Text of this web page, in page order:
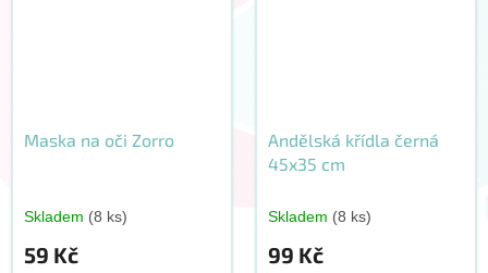
Maska na oči Zorro
Skladem (8 ks)
59 Kč
Andělská křídla černá
45x35 cm
Skladem (8 ks)
99 Kč